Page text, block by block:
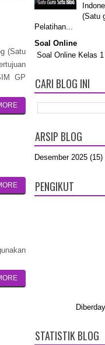
(Satu
GP
(Satu
Pelatihan...
Soal Online
Soal Online Kelas
CARI BLOG INI
ARSIP BLOG
Desember 2025 (15)
PENGIKUT
STATISTIK BLOG